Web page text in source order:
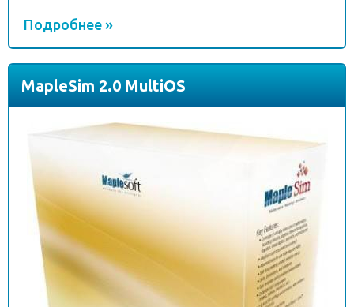
Подробнее »
MapleSim 2.0 MultiOS